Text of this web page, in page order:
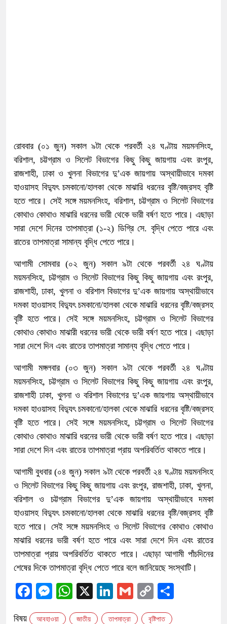
রোববার (০১ জুন) সকাল ৯টা থেকে পরবর্তী ২৪ ঘণ্টায় ময়মনসিংহ,
বরিশাল, চট্টগ্রাম ও সিলেট বিভাগের কিছু কিছু জায়গায় এবং রংপুর,
রাজশাহী, ঢাকা ও খুলনা বিভাগের দু’এক জায়গায় অস্থায়ীভাবে দমকা
হাওয়াসহ বিদ্যুৎ চমকানো/হালকা থেকে মাঝারি ধরনের বৃষ্টি/বজ্রসহ বৃষ্টি
হতে পারে। সেই সঙ্গে ময়মনসিংহ, বরিশাল, চট্টগ্রাম ও সিলেট বিভাগের
কোথাও কোথাও মাঝারি ধরনের ভারী থেকে ভারী বর্ষণ হতে পারে। এছাড়া
সারা দেশে দিনের তাপমাত্রা (১-২) ডিগ্রি সে. বৃদ্ধি পেতে পারে এবং
রাতের তাপমাত্রা সামান্য বৃদ্ধি পেতে পারে।
আগামী সোমবার (০২ জুন) সকাল ৯টা থেকে পরবর্তী ২৪ ঘণ্টায়
ময়মনসিংহ, চট্টগ্রাম ও সিলেট বিভাগের কিছু কিছু জায়গায় এবং রংপুর,
রাজশাহী, ঢাকা, খুলনা ও বরিশাল বিভাগের দু’এক জায়গায় অস্থায়ীভাবে
দমকা হাওয়াসহ বিদ্যুৎ চমকানো/হালকা থেকে মাঝারি ধরনের বৃষ্টি/বজ্রসহ
বৃষ্টি হতে পারে। সেই সঙ্গে ময়মনসিংহ, চট্টগ্রাম ও সিলেট বিভাগের
কোথাও কোথাও মাঝারী ধরনের ভারী থেকে ভারী বর্ষণ হতে পারে। এছাড়া
সারা দেশে দিন এবং রাতের তাপমাত্রা সামান্য বৃদ্ধি পেতে পারে।
আগামী মঙ্গলবার (০৩ জুন) সকাল ৯টা থেকে পরবর্তী ২৪ ঘণ্টায়
ময়মনসিংহ, চট্টগ্রাম ও সিলেট বিভাগের কিছু কিছু জায়গায় এবং রংপুর,
রাজশাহী ঢাকা, খুলনা ও বরিশাল বিভাগের দু’এক জায়গায় অস্থায়ীভাবে
দমকা হাওয়াসহ বিদ্যুৎ চমকানো/হালকা থেকে মাঝারি ধরনের বৃষ্টি/বজ্রসহ
বৃষ্টি হতে পারে। সেই সঙ্গে ময়মনসিংহ, চট্টগ্রাম ও সিলেট বিভাগের
কোথাও কোথাও মাঝারি ধরনের ভারী থেকে ভারী বর্ষণ হতে পারে। এছাড়া
সারা দেশে দিন এবং রাতের তাপমাত্রা প্রায় অপরিবর্তিত থাকতে পারে।
আগামী বুধবার (০৪ জুন) সকাল ৯টা থেকে পরবর্তী ২৪ ঘণ্টায় ময়মনসিংহ
ও সিলেট বিভাগের কিছু কিছু জায়গায় এবং রংপুর, রাজশাহী, ঢাকা, খুলনা,
বরিশাল ও চট্টগ্রাম বিভাগের দু’এক জায়গায় অস্থায়ীভাবে দমকা
হাওয়াসহ বিদ্যুৎ চমকানো/হালকা থেকে মাঝারি ধরনের বৃষ্টি/বজ্রসহ বৃষ্টি
হতে পারে। সেই সঙ্গে ময়মনসিংহ ও সিলেট বিভাগের কোথাও কোথাও
মাঝারি ধরনের ভারী বর্ষণ হতে পারে এবং সারা দেশে দিন এবং রাতের
তাপমাত্রা প্রায় অপরিবর্তিত থাকতে পারে। এছাড়া আগামী পাঁচদিনের
শেষের দিকে তাপমাত্রা বৃদ্ধি পেতে পারে বলে জানিয়েছে সংস্থাটি।
Facebook
Messenger
WhatsApp
X LinkedIn
GmailCopy
Link
বিষয় আবহাওয়া জাতীয় তাপমাত্রা বৃষ্টিপাত